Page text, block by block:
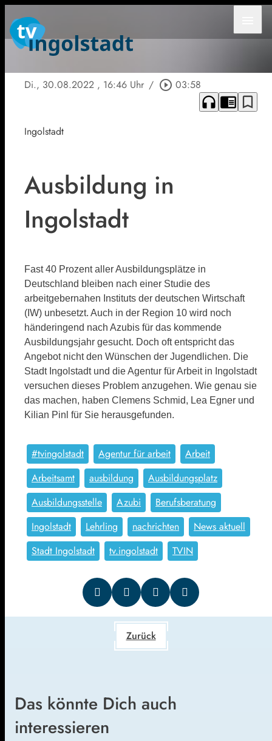
Di., 30.08.2022 , 16:46 Uhr / play_circle_outline 03:58
headphones chrome_reader_mode bookmark_border
Ingolstadt
Ausbildung in
Ingolstadt
Fast 40 Prozent aller Ausbildungsplätze in
Deutschland bleiben nach einer Studie des
arbeitgebernahen Instituts der deutschen Wirtschaft
(IW) unbesetzt. Auch in der Region 10 wird noch
händeringend nach Azubis für das kommende
Ausbildungsjahr gesucht. Doch oft entspricht das
Angebot nicht den Wünschen der Jugendlichen. Die
Stadt Ingolstadt und die Agentur für Arbeit in Ingolstadt
versuchen dieses Problem anzugehen. Wie genau sie
das machen, haben Clemens Schmid, Lea Egner und
Kilian Pinl für Sie herausgefunden.
#tvingolstadt Agentur für arbeit
Arbeit
Arbeitsamt
ausbildung
Ausbildungsplatz
Ausbildungsstelle
Azubi
Berufsberatung
Ingolstadt
Lehrling nachrichten
News aktuell
Stadt Ingolstadt
tv.ingolstadt TVIN
Zurück
Das könnte Dich auch
interessieren